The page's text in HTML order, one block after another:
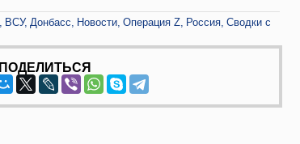
ВСУ Донбасс Новости Операция Z Россия Сводки с
ПОДЕЛИТЬСЯ